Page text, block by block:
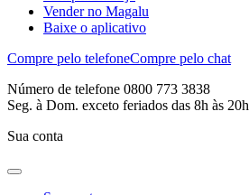
Vender no Magalu
Baixe o aplicativo
Compre pelo telefoneCompre pelo chat
Número de telefone 0800 773 3838
Seg. à Dom. exceto feriados das 8h às 20h
Sua conta